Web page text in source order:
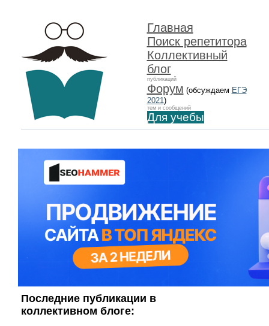
Главная
Поиск репетитора
Коллективный
блог
публикаций
Форум (обсуждаем ЕГЭ
2021)
тем и сообщений
Для учебы
Последние публикации в
коллективном блоге: